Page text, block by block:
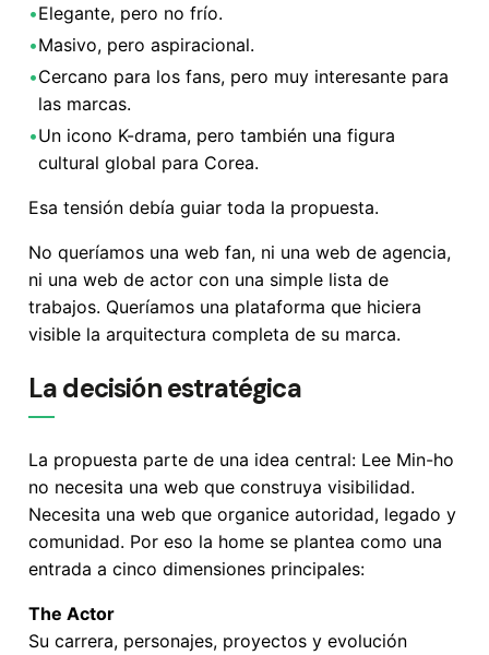
•Elegante, pero no frío.
•Masivo, pero aspiracional.
•Cercano para los fans, pero muy interesante para
las marcas.
•Un icono K-drama, pero también una figura
cultural global para Corea.
Esa tensión debía guiar toda la propuesta.
No queríamos una web fan, ni una web de agencia,
ni una web de actor con una simple lista de
trabajos. Queríamos una plataforma que hiciera
visible la arquitectura completa de su marca.
La decisión estratégica
La propuesta parte de una idea central: Lee Min-ho
no necesita una web que construya visibilidad.
Necesita una web que organice autoridad, legado y
comunidad. Por eso la home se plantea como una
entrada a cinco dimensiones principales:
The Actor
Su carrera, personajes, proyectos y evolución